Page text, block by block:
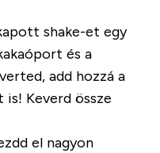
shake-et egy
és a
add hozzá a
is! Keverd össze
el nagyon